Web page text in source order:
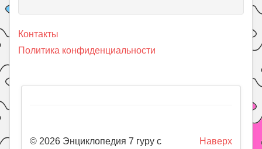
Контакты
Политика конфиденциальности
Наверх
© 2026 Энциклопедия 7 гуру с